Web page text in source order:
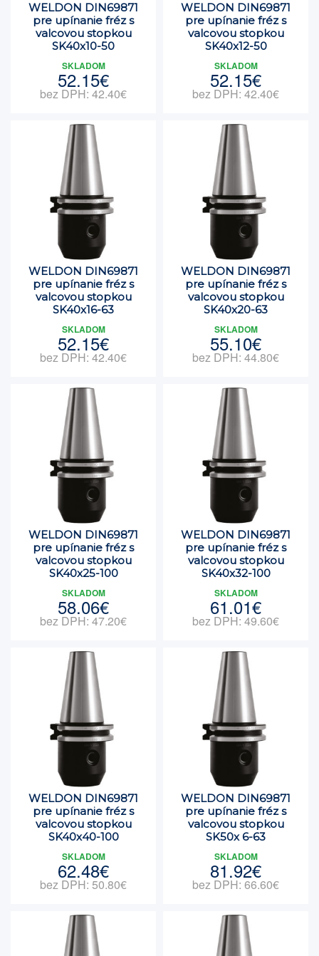
WELDON DIN69871
pre upínanie fréz s
valcovou stopkou
SK40x10-50
SKLADOM
52.15€
bez DPH: 42.40€
WELDON DIN69871
pre upínanie fréz s
valcovou stopkou
SK40x12-50
SKLADOM
52.15€
bez DPH: 42.40€
WELDON DIN69871
pre upínanie fréz s
valcovou stopkou
SK40x16-63
SKLADOM
52.15€
bez DPH: 42.40€
WELDON DIN69871
pre upínanie fréz s
valcovou stopkou
SK40x20-63
SKLADOM
55.10€
bez DPH: 44.80€
WELDON DIN69871
pre upínanie fréz s
valcovou stopkou
SK40x25-100
SKLADOM
58.06€
bez DPH: 47.20€
WELDON DIN69871
pre upínanie fréz s
valcovou stopkou
SK40x32-100
SKLADOM
61.01€
bez DPH: 49.60€
WELDON DIN69871
pre upínanie fréz s
valcovou stopkou
SK40x40-100
SKLADOM
62.48€
bez DPH: 50.80€
WELDON DIN69871
pre upínanie fréz s
valcovou stopkou
SK50x 6-63
SKLADOM
81.92€
bez DPH: 66.60€